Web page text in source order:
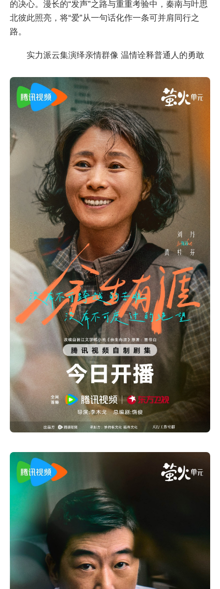
的决心。漫长的“发声”之路与重重考验中，秦南与叶思
北彼此照亮，将“爱”从一句话化作一条可并肩同行之
路。
实力派云集演绎亲情群像 温情诠释普通人的勇敢